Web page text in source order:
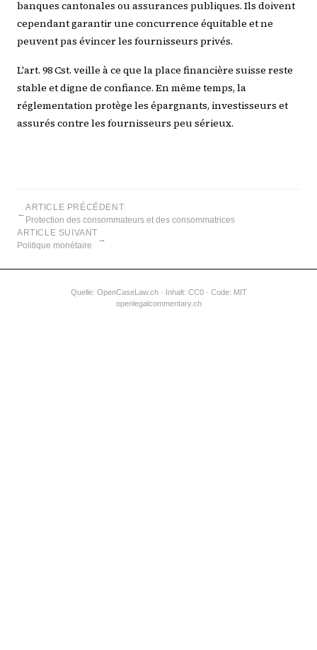
banques cantonales ou assurances publiques. Ils doivent
cependant garantir une concurrence équitable et ne
peuvent pas évincer les fournisseurs privés.
L'art. 98 Cst. veille à ce que la place financière suisse reste
stable et digne de confiance. En même temps, la
réglementation protège les épargnants, investisseurs et
assurés contre les fournisseurs peu sérieux.
←
ARTICLE PRÉCÉDENT
Protection des consommateurs et des consommatrices
ARTICLE SUIVANT
Politique monétaire
→
Quelle: OpenCaseLaw.ch· Inhalt: CC0 · Code: MIT
openlegalcommentary.ch